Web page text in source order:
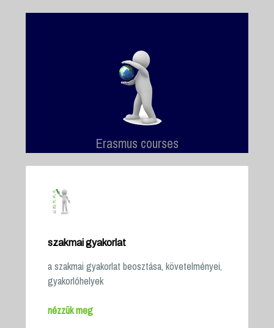
Erasmus courses
szakmai gyakorlat
a szakmai gyakorlat beosztása, követelményei,
gyakorlóhelyek
nézzük meg